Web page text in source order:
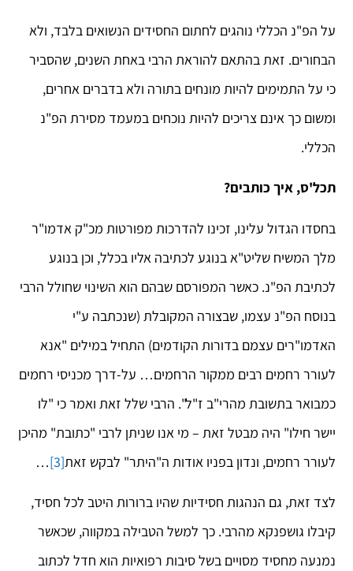
על הפ"נ הכללי נוהגים לחתום החסידים הנשואים בלבד, ולא
הבחורים. זאת בהתאם להוראת הרבי באחת השנים, שהסביר
כי על התמימים להיות מונחים בתורה ולא בדברים אחרים,
ומשום כך אינם צריכים להיות נוכחים במעמד מסירת הפ"נ
הכללי.
תכל'ס, איך כותבים?
בחסדו הגדול עלינו, זכינו להדרכות מפורטות מכ"ק אדמו"ר
מלך המשיח שליט"א בנוגע לכתיבה אליו בכלל, וכן בנוגע
לכתיבת הפ"נ. כאשר המפורסם שבהם הוא השינוי שחולל הרבי
בנוסח הפ"נ עצמו, שבצורה המקובלת (שנכתבה ע"י
האדמו"רים עצמם בדורות הקודמים) התחיל במילים "אנא
לעורר רחמים רבים ממקור הרחמים… על-דרך מכניסי רחמים
כמבואר בתשובת מהרי"ב ז"ל". הרבי שלל זאת ואמר כי "לו
יישר חילו" היה מבטל זאת – מי אנו שניתן לרבי "כתובת" מהיכן
לעורר רחמים, ונדון בפניו אודות ה"היתר" לבקש זאת[3]
…
לצד זאת, גם הנהגות חסידיות שהיו ברורות היטב לכל חסיד,
קיבלו גושפנקא מהרבי. כך למשל הטבילה במקווה, שכאשר
נמנעה מחסיד מסויים בשל סיבות רפואיות הוא חדל לכתוב